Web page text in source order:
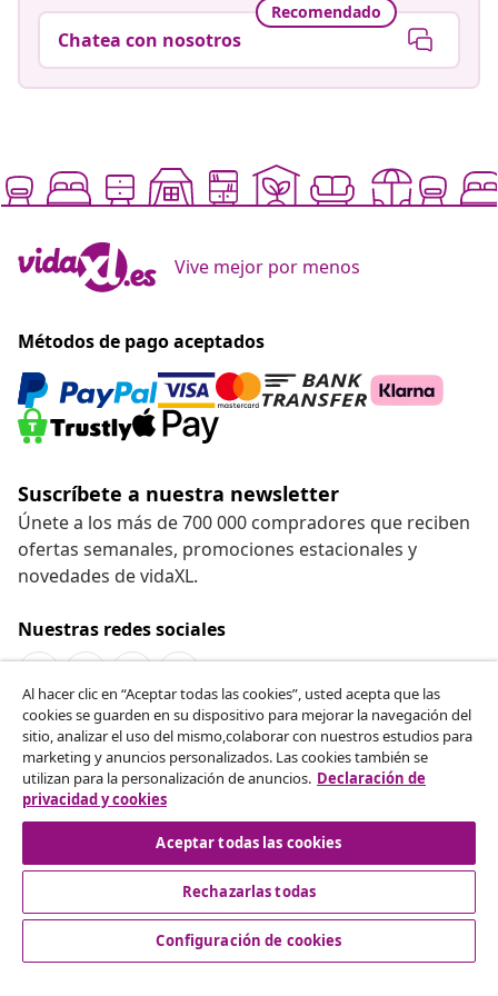
Recomendado
Chatea con nosotros
Vive mejor por menos
Métodos de pago aceptados
Suscríbete a nuestra newsletter
Únete a los más de 700 000 compradores que reciben
ofertas semanales, promociones estacionales y
novedades de vidaXL.
Nuestras redes sociales
Desistir del contrato
Solicita la cancelación de tu pedido.
Desistir del contrato
Servicio al Cliente
Al hacer clic en “Aceptar todas las cookies”, usted acepta que las
cookies se guarden en su dispositivo para mejorar la navegación del
sitio, analizar el uso del mismo,colaborar con nuestros estudios para
marketing y anuncios personalizados. Las cookies también se
utilizan para la personalización de anuncios. Declaración de
privacidad y cookies
Aceptar todas las cookies
Rechazarlas todas
Configuración de cookies